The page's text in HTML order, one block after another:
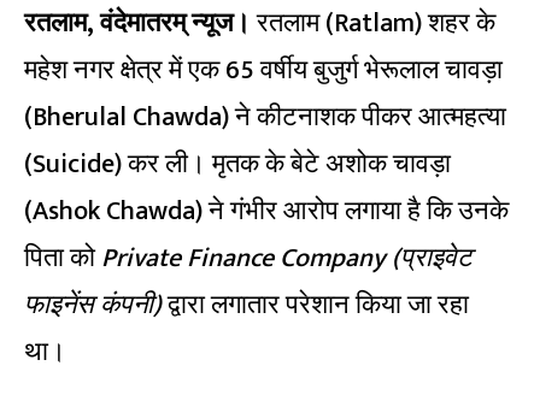
रतलाम, वंदेमातरम् न्यूज।रतलाम (Ratlam) शहर के
महेश नगर क्षेत्र में एक 65 वर्षीय बुजुर्ग भेरूलाल चावड़ा
(Bherulal Chawda) ने कीटनाशक पीकर आत्महत्या
(Suicide) कर ली। मृतक के बेटे अशोक चावड़ा
(Ashok Chawda) ने गंभीर आरोप लगाया है कि उनके
पिता कोPrivate Finance Company (प्राइवेट
फाइनेंस कंपनी)द्वारा लगातार परेशान किया जा रहा
था।